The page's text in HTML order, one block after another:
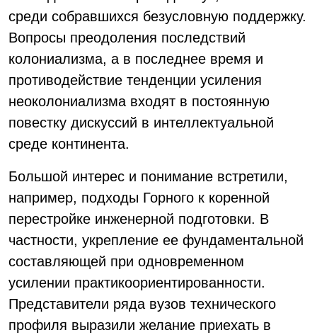
среди собравшихся безусловную поддержку.
Вопросы преодоления последствий
колониализма, а в последнее время и
противодействие тенденции усиления
неоколониализма входят в постоянную
повестку дискуссий в интеллектуальной
среде континента.
Большой интерес и понимание встретили,
например, подходы Горного к коренной
перестройке инженерной подготовки. В
частности, укрепление ее фундаментальной
составляющей при одновременном
усилении практикоориентированности.
Представители ряда вузов технического
профиля выразили желание приехать в